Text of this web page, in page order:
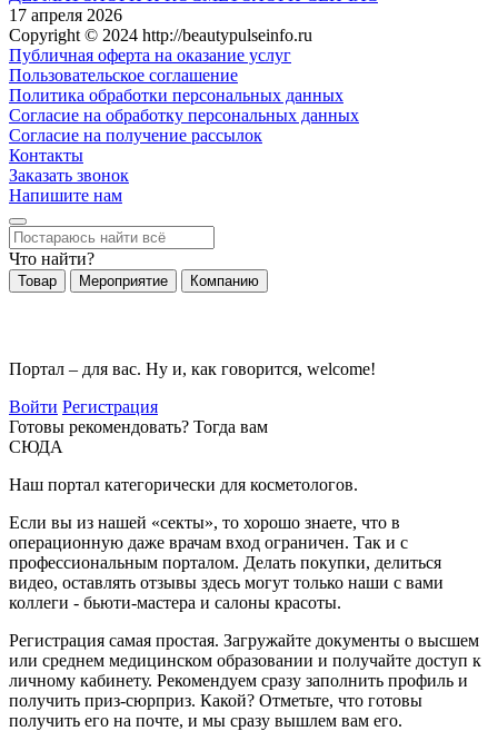
17 апреля 2026
Copyright © 2024 http://beautypulseinfo.ru
Публичная оферта на оказание услуг
Пользовательское соглашение
Политика обработки персональных данных
Согласие на обработку персональных данных
Согласие на получение рассылок
Контакты
Заказать звонок
Напишите нам
Что найти?
Товар Мероприятие Компанию
Портал – для вас. Ну и, как говорится, welcome!
Войти Регистрация
Готовы рекомендовать? Тогда вам
СЮДА
Наш портал категорически для косметологов.
Если вы из нашей «секты», то хорошо знаете, что в
операционную даже врачам вход ограничен. Так и с
профессиональным порталом. Делать покупки, делиться
видео, оставлять отзывы здесь могут только наши с вами
коллеги - бьюти-мастера и салоны красоты.
Регистрация самая простая. Загружайте документы о высшем
или среднем медицинском образовании и получайте доступ к
личному кабинету. Рекомендуем сразу заполнить профиль и
получить приз-сюрприз. Какой? Отметьте, что готовы
получить его на почте, и мы сразу вышлем вам его.